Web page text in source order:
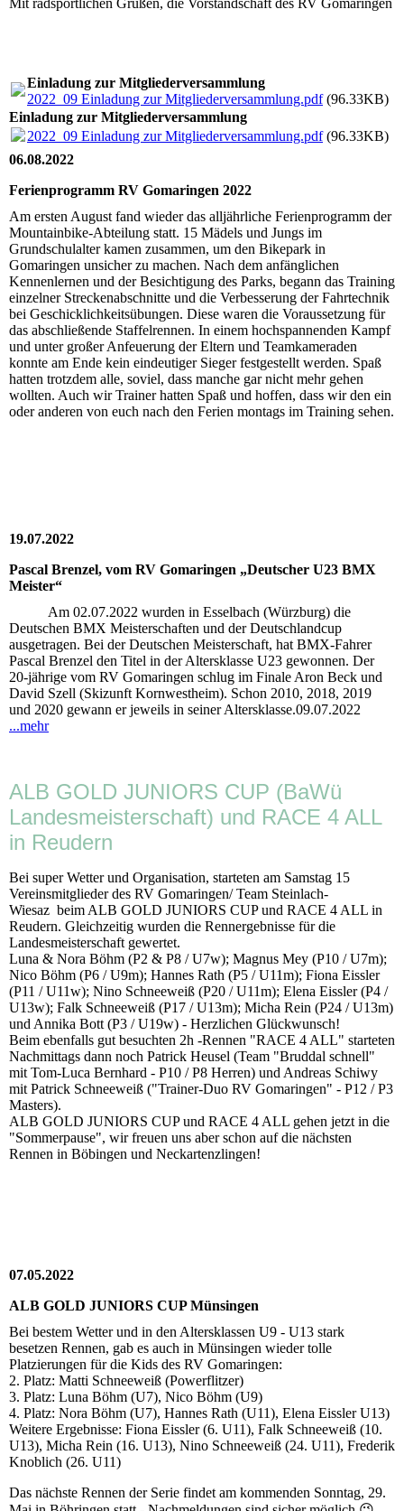
Einladung zur Mitgliederversammlung
2022_09 Einladung zur Mitgliederversammlung.pdf(96.33KB)
Einladung zur Mitgliederversammlung
2022_09 Einladung zur Mitgliederversammlung.pdf(96.33KB)
06.08.2022
Ferienprogramm RV Gomaringen 2022
Am ersten August fand wieder das alljährliche Ferienprogramm der
Mountainbike-Abteilung statt. 15 Mädels und Jungs im
Grundschulalter kamen zusammen, um den Bikepark in
Gomaringen unsicher zu machen. Nach dem anfänglichen
Kennenlernen und der Besichtigung des Parks, begann das Training
einzelner Streckenabschnitte und die Verbesserung der Fahrtechnik
bei Geschicklichkeitsübungen. Diese waren die Voraussetzung für
das abschließende Staffelrennen. In einem hochspannenden Kampf
und unter großer Anfeuerung der Eltern und Teamkameraden
konnte am Ende kein eindeutiger Sieger festgestellt werden. Spaß
hatten trotzdem alle, soviel, dass manche gar nicht mehr gehen
wollten. Auch wir Trainer hatten Spaß und hoffen, dass wir den ein
oder anderen von euch nach den Ferien montags im Training sehen.
19.07.2022
Pascal Brenzel, vom RV Gomaringen „Deutscher U23 BMX
Meister“
Am 02.07.2022 wurden in Esselbach (Würzburg) die
Deutschen BMX Meisterschaften und der Deutschlandcup
ausgetragen. Bei der Deutschen Meisterschaft, hat BMX-Fahrer
Pascal Brenzel den Titel in der Altersklasse U23 gewonnen. Der
20-jährige vom RV Gomaringen schlug im Finale Aron Beck und
David Szell (Skizunft Kornwestheim). Schon 2010, 2018, 2019
und 2020 gewann er jeweils in seiner Altersklasse.09.07.2022
...mehr
ALB GOLD JUNIORS CUP (BaWü
Landesmeisterschaft) und RACE 4 ALL
in Reudern
Bei super Wetter und Organisation, starteten am Samstag 15
Vereinsmitglieder des RV Gomaringen/ Team Steinlach-
Wiesaz beim ALB GOLD JUNIORS CUP und RACE 4 ALL in
Reudern. Gleichzeitig wurden die Rennergebnisse für die
Landesmeisterschaft gewertet.
Luna & Nora Böhm (P2 & P8 / U7w); Magnus Mey (P10 / U7m);
Nico Böhm (P6 / U9m); Hannes Rath (P5 / U11m); Fiona Eissler
(P11 / U11w); Nino Schneeweiß (P20 / U11m); Elena Eissler (P4 /
U13w); Falk Schneeweiß (P17 / U13m); Micha Rein (P24 / U13m)
und Annika Bott (P3 / U19w) - Herzlichen Glückwunsch!
Beim ebenfalls gut besuchten 2h -Rennen "RACE 4 ALL" starteten
Nachmittags dann noch Patrick Heusel (Team "Bruddal schnell"
mit Tom-Luca Bernhard - P10 / P8 Herren) und Andreas Schiwy
mit Patrick Schneeweiß ("Trainer-Duo RV Gomaringen" - P12 / P3
Masters).
ALB GOLD JUNIORS CUP und RACE 4 ALL gehen jetzt in die
"Sommerpause", wir freuen uns aber schon auf die nächsten
Rennen in Böbingen und Neckartenzlingen!
07.05.2022
ALB GOLD JUNIORS CUP Münsingen
Bei bestem Wetter und in den Altersklassen U9 - U13 stark
besetzen Rennen, gab es auch in Münsingen wieder tolle
Platzierungen für die Kids des RV Gomaringen:
2. Platz: Matti Schneeweiß (Powerflitzer)
3. Platz: Luna Böhm (U7), Nico Böhm (U9)
4. Platz: Nora Böhm (U7), Hannes Rath (U11), Elena Eissler U13)
Weitere Ergebnisse: Fiona Eissler (6. U11), Falk Schneeweiß (10.
U13), Micha Rein (16. U13), Nino Schneeweiß (24. U11), Frederik
Knoblich (26. U11)
Das nächste Rennen der Serie findet am kommenden Sonntag, 29.